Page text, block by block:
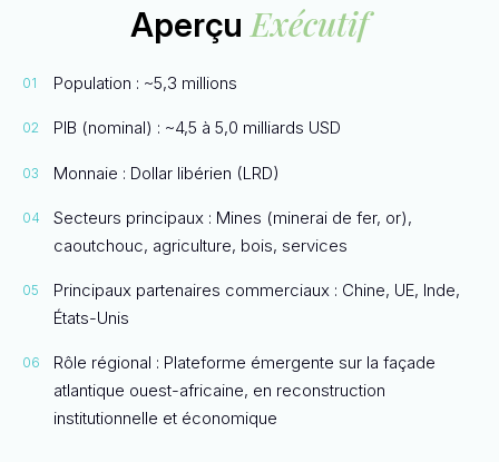
Aperçu Exécutif
Population : ~5,3 millions
PIB (nominal) : ~4,5 à 5,0 milliards USD
Monnaie : Dollar libérien (LRD)
Secteurs principaux : Mines (minerai de fer, or),
caoutchouc, agriculture, bois, services
Principaux partenaires commerciaux : Chine, UE, Inde,
États-Unis
Rôle régional : Plateforme émergente sur la façade
atlantique ouest-africaine, en reconstruction
institutionnelle et économique